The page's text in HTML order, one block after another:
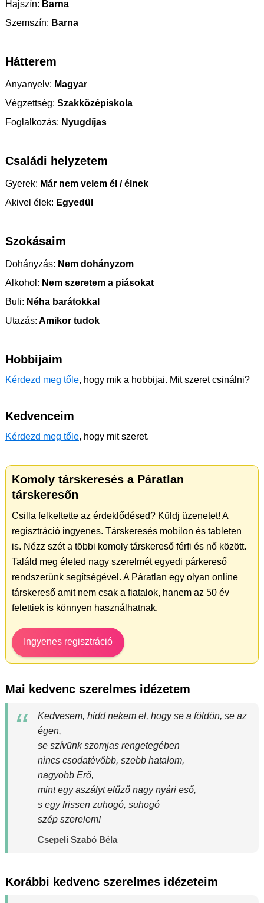
Hajszín: Barna
Szemszín: Barna
Hátterem
Anyanyelv: Magyar
Végzettség: Szakközépiskola
Foglalkozás: Nyugdíjas
Családi helyzetem
Gyerek: Már nem velem él / élnek
Akivel élek: Egyedül
Szokásaim
Dohányzás: Nem dohányzom
Alkohol: Nem szeretem a piásokat
Buli: Néha barátokkal
Utazás: Amikor tudok
Hobbijaim
Kérdezd meg tőle, hogy mik a hobbijai. Mit szeret csinálni?
Kedvenceim
Kérdezd meg tőle, hogy mit szeret.
Komoly társkeresés a Páratlan
társkeresőn
Csilla felkeltette az érdeklődésed? Küldj üzenetet! A
regisztráció ingyenes. Társkeresés mobilon és tableten
is. Nézz szét a többi komoly társkereső férfi és nő között.
Találd meg életed nagy szerelmét egyedi párkereső
rendszerünk segítségével. A Páratlan egy olyan online
társkereső amit nem csak a fiatalok, hanem az 50 év
felettiek is könnyen használhatnak.
Ingyenes regisztráció
Mai kedvenc szerelmes idézetem
Kedvesem, hidd nekem el, hogy se a földön, se az
égen,
se szívünk szomjas rengetegében
nincs csodatévőbb, szebb hatalom,
nagyobb Erő,
mint egy aszályt elűző nagy nyári eső,
s egy frissen zuhogó, suhogó
szép szerelem!
Csepeli Szabó Béla
Korábbi kedvenc szerelmes idézeteim